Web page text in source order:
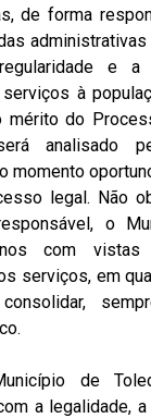
de forma
e a
à
mérito do
analisado
momento
legal. Não
o
com
serviços, em
de
a legalidade,